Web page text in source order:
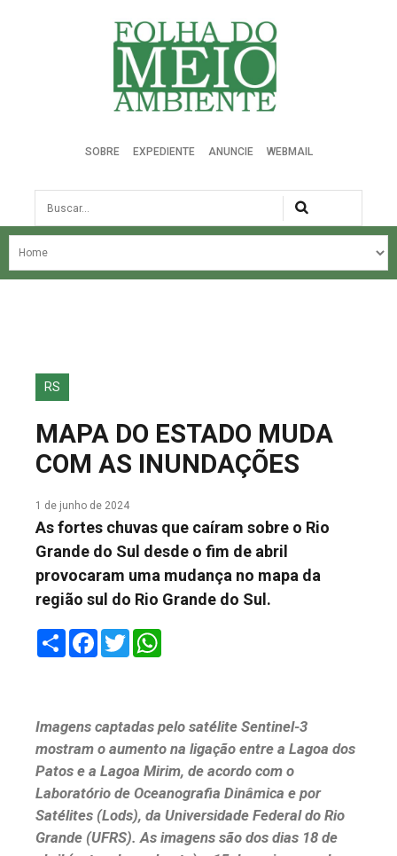
Folha do Meio Ambiente
SOBRE EXPEDIENTE ANUNCIE WEBMAIL
Busca
NOSSA HISTÓRIA
EDIÇÕES ANTERIORES
FALE CONOSCO
RS
MAPA DO ESTADO MUDA
COM AS INUNDAÇÕES
1 de junho de 2024
As fortes chuvas que caíram sobre o Rio
Grande do Sul desde o fim de abril
provocaram uma mudança no mapa da
região sul do Rio Grande do Sul.
ShareFacebook
Twitter
Imagens captadas pelo satélite Sentinel-3
mostram o aumento na ligação entre a Lagoa dos
Patos e a Lagoa Mirim, de acordo com o
Laboratório de Oceanografia Dinâmica e por
Satélites (Lods), da Universidade Federal do Rio
Grande (UFRS). As imagens são dos dias 18 de